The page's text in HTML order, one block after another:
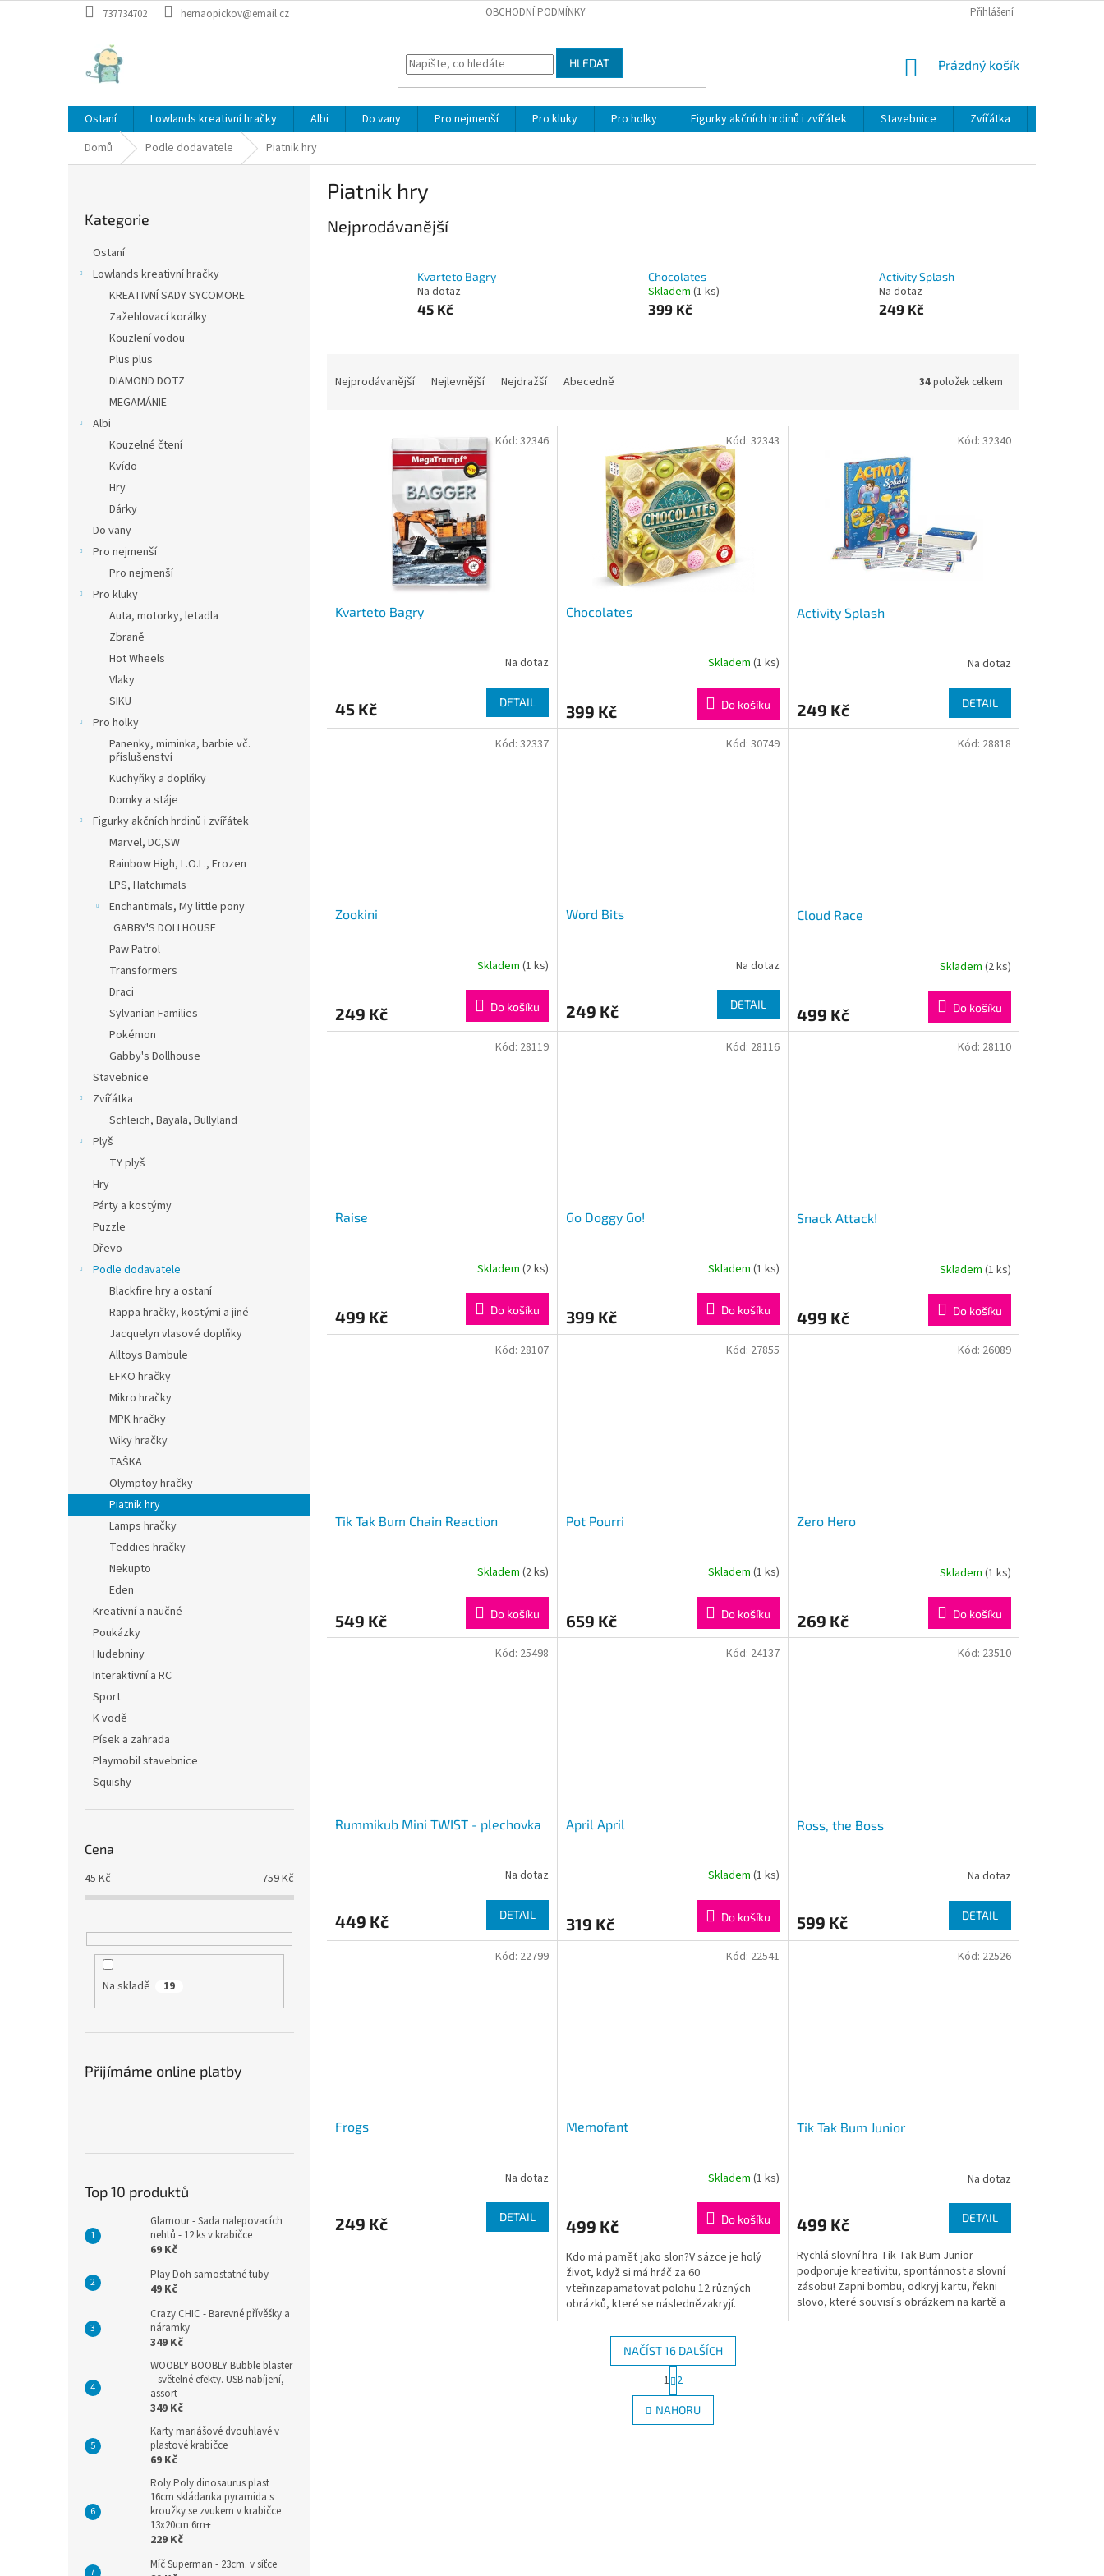
na
737734702 hernaopickov@email.cz OBCHODNÍ PODMÍNKY Přihlášení
HLEDAT
NÁKUPNÍ
Prázdný košík
Ostaní Lowlands kreativní hračky Albi Do vany Pro nejmenší Pro kluky Pro holky Figurky akčních hrdinů i zvířátek Stavebnice Zvířátka
Domů
Podle dodavatele Piatnik hry
kategorie
Kategorie
Ostaní
Lowlands kreativní hračky
KREATIVNÍ SADY SYCOMORE
Zažehlovací korálky
Kouzlení vodou
Plus plus
DIAMOND DOTZ
MEGAMÁNIE
Albi
Kouzelné čtení
Kvído
Hry
Dárky
Do vany
Pro nejmenší
Pro nejmenší
Pro kluky
Auta, motorky, letadla
Zbraně
Hot Wheels
Vlaky
SIKU
Pro holky
Panenky, miminka, barbie vč.
příslušenství
Kuchyňky a doplňky
Domky a stáje
Figurky akčních hrdinů i zvířátek
Marvel, DC,SW
Rainbow High, L.O.L., Frozen
LPS, Hatchimals
Enchantimals, My little pony
GABBY'S DOLLHOUSE
Paw Patrol
Transformers
Draci
Sylvanian Families
Pokémon
Gabby's Dollhouse
Stavebnice
Zvířátka
Schleich, Bayala, Bullyland
Plyš
TY plyš
Hry
Párty a kostýmy
Puzzle
Dřevo
Podle dodavatele
Blackfire hry a ostaní
Rappa hračky, kostými a jiné
Jacquelyn vlasové doplňky
Alltoys Bambule
EFKO hračky
Mikro hračky
MPK hračky
Wiky hračky
TAŠKA
Olymptoy hračky
Piatnik hry
Lamps hračky
Teddies hračky
Nekupto
Eden
Kreativní a naučné
Poukázky
Hudebniny
Interaktivní a RC
Sport
K vodě
Písek a zahrada
Playmobil stavebnice
Squishy
Cena
45 Kč 759Kč
Na skladě 19
Přijímáme online platby
Top 10 produktů
Glamour - Sada nalepovacích
nehtů - 12 ks v krabičce
69 Kč
Play Doh samostatné tuby
49 Kč
Crazy CHIC - Barevné přívěšky a
náramky
349 Kč
WOOBLY BOOBLY Bubble blaster
– světelné efekty. USB nabíjení,
assort
349 Kč
Karty mariášové dvouhlavé v
plastové krabičce
69 Kč
Roly Poly dinosaurus plast
16cm skládanka pyramida s
kroužky se zvukem v krabičce
13x20cm 6m+
229 Kč
Míč Superman - 23cm. v síťce
Piatnik hry
Nejprodávanější
Kvarteto Bagry
Na dotaz
45 Kč
Chocolates
Skladem (1 ks)
399 Kč
Activity Splash
Na dotaz
249 Kč
Nejprodávanější Nejlevnější Nejdražší Abecedně 34položek celkem
Kvarteto Bagry
Na dotaz
45 Kč DETAIL
Kód: 32346
Chocolates
Skladem (1 ks)
399 Kč Do košíku
Kód: 32343
Activity Splash
Na dotaz
249 Kč DETAIL
Kód: 32340
Zookini
Skladem (1 ks)
249 Kč Do košíku
Kód: 32337
Word Bits
Na dotaz
249 Kč DETAIL
Kód: 30749
Cloud Race
Skladem (2 ks)
499 Kč Do košíku
Kód: 28818
Raise
Skladem (2 ks)
499 Kč Do košíku
Kód: 28119
Go Doggy Go!
Skladem (1 ks)
399 Kč Do košíku
Kód: 28116
Snack Attack!
Skladem (1 ks)
499 Kč Do košíku
Kód: 28110
Tik Tak Bum Chain Reaction
Skladem (2 ks)
549 Kč Do košíku
Kód: 28107
Pot Pourri
Skladem (1 ks)
659 Kč Do košíku
Kód: 27855
Zero Hero
Skladem (1 ks)
269 Kč Do košíku
Kód: 26089
Rummikub Mini TWIST - plechovka
Na dotaz
449 Kč DETAIL
Kód: 25498
April April
Skladem (1 ks)
319 Kč Do košíku
Kód: 24137
Ross, the Boss
Na dotaz
599 Kč DETAIL
Kód: 23510
Frogs
Na dotaz
249 Kč DETAIL
Kód: 22799
Memofant
Skladem (1 ks)
499 Kč Do košíku
Kdo má paměť jako slon?V sázce je holý
život, když si má hráč za 60
vteřinzapamatovat polohu 12 různých
obrázků, které se následnězakryjí.
Kód: 22541
Tik Tak Bum Junior
Na dotaz
499 Kč DETAIL
Rychlá slovní hra Tik Tak Bum Junior
podporuje kreativitu, spontánnost a slovní
zásobu! Zapni bombu, odkryj kartu, řekni
slovo, které souvisí s obrázkem na kartě a
Kód: 22526
O
v
l
NAČÍST 16 DALŠÍCH
t
r
á
n
1 2
NAHORU